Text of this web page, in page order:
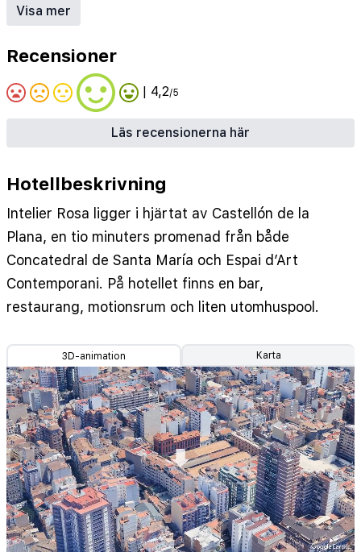
Restaurang
Hotellbar
Visa mer
Recensioner
| 4,2/5
Läs recensionerna här
Hotellbeskrivning
Intelier Rosa ligger i hjärtat av Castellón de la
Plana, en tio minuters promenad från både
Concatedral de Santa María och Espai d’Art
Contemporani. På hotellet finns en bar,
restaurang, motionsrum och liten utomhuspool.
3D-animation Karta